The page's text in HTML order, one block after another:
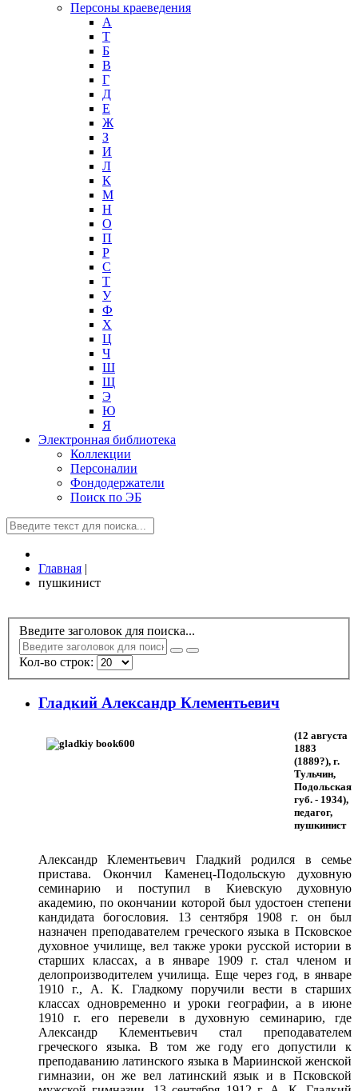
Персоны краеведения
А
T
Б
В
Г
Д
Е
Ж
З
И
Л
К
М
Н
О
П
Р
С
Т
У
Ф
Х
Ц
Ч
Ш
Щ
Э
Ю
Я
Электронная библиотека
Коллекции
Персоналии
Фондодержатели
Поиск по ЭБ
Главная |
пушкинист
Введите заголовок для поиска...
Кол-во строк:
Гладкий Александр Клементьевич
(12 августа
1883
(1889?), г.
Тульчин,
Подольская
губ. - 1934),
педагог,
пушкинист
Александр Клементьевич Гладкий родился в семье
пристава. Окончил Каменец-Подольскую духовную
семинарию и поступил в Киевскую духовную
академию, по окончании которой был удостоен степени
кандидата богословия. 13 сентября 1908 г. он был
назначен преподавателем греческого языка в Псковское
духовное училище, вел также уроки русской истории в
старших классах, а в январе 1909 г. стал членом и
делопроизводителем училища. Еще через год, в январе
1910 г., А. К. Гладкому поручили вести в старших
классах одновременно и уроки географии, а в июне
1910 г. его перевели в духовную семинарию, где
Александр Клементьевич стал преподавателем
греческого языка. В том же году его допустили к
преподаванию латинского языка в Мариинской женской
гимназии, он же вел латинский язык и в Псковской